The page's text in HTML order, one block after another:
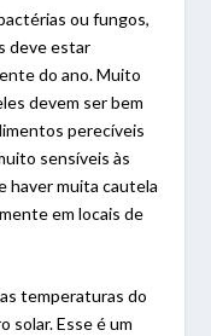
ou fungos,
deve estar
do ano. Muito
devem ser bem
perecíveis
sensíveis às
haver muita cautela
em locais de
temperaturas do
solar. Esse é um